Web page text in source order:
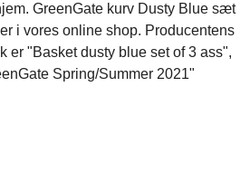
GreenGate kurv Dusty Blue sæt
i vores online shop. Producentens
er "Basket dusty blue set of 3 ass",
Spring/Summer 2021"